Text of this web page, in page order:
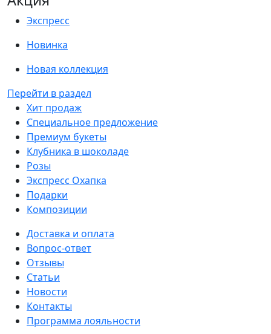
Экспресс
Новинка
Новая коллекция
Перейти в раздел
Хит продаж
Специальное предложение
Премиум букеты
Клубника в шоколаде
Розы
Экспресс Охапка
Подарки
Композиции
Доставка и оплата
Вопрос-ответ
Отзывы
Статьи
Новости
Контакты
Программа лояльности